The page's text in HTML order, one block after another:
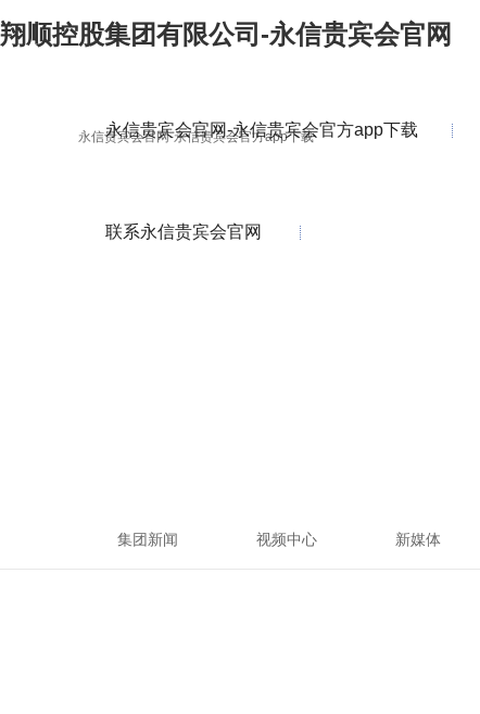
翔顺控股集团有限公司-永信贵宾会官网
永信贵宾会官网-永信贵宾会官方app下载
永信贵宾会官网-永信贵宾会官方app下载
联系永信贵宾会官网
集团新闻 视频中心 新媒体